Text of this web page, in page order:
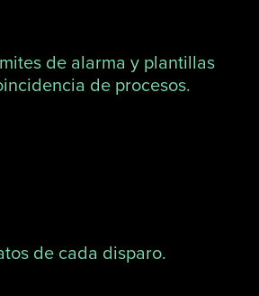
de alarma y plantillas
de procesos.
de cada disparo.